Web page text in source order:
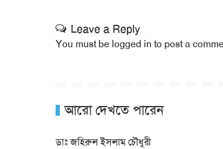
Leave a Reply
You must be logged in to post a
আরো দেখতে পারেন
ডাঃ জহিরুল ইসলাম চৌধুরী